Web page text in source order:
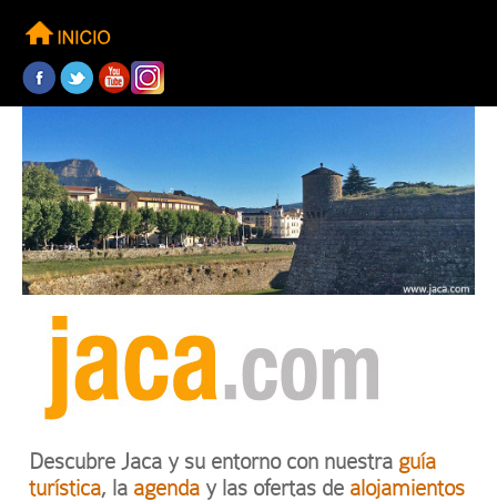
Descubre Jaca y su entorno con nuestra guía
turística, la agenda y las ofertas de alojamientos